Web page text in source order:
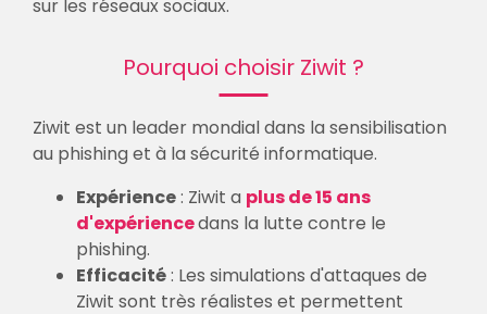
sur les réseaux sociaux.
Pourquoi choisir Ziwit ?
Ziwit est un leader mondial dans la sensibilisation
au phishing et à la sécurité informatique.
Expérience: Ziwit a plus de 15 ans
d'expériencedans la lutte contre le
phishing.
Efficacité: Les simulations d'attaques de
Ziwit sont très réalistes et permettent